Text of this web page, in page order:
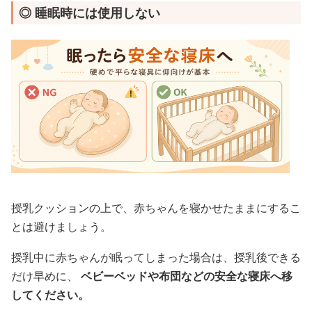
◎ 睡眠時には使用しない
授乳クッションの上で、赤ちゃんを寝かせたままにするこ
とは避けましょう。
授乳中に赤ちゃんが眠ってしまった場合は、授乳後できる
だけ早めに、 ベビーベッドや布団などの安全な寝床へ移
してください。